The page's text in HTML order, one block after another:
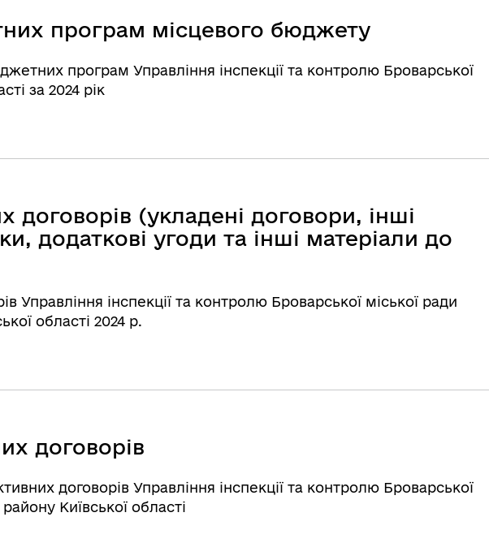
програм місцевого бюджету
програм Управління інспекції та контролю Броварської
за 2024 рік
договорів (укладені договори, інші
додаткові угоди та інші матеріали до
Управління інспекції та контролю Броварської міської ради
області 2024 р.
договорів
договорів Управління інспекції та контролю Броварської
Київської області